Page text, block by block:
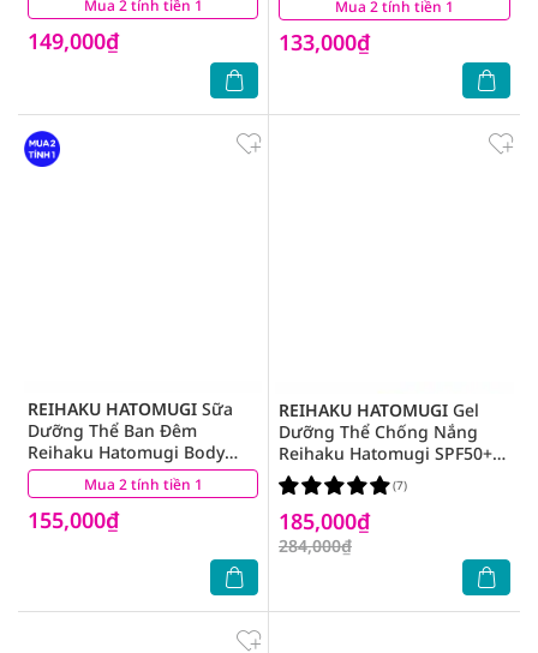
Mua 2 tính tiền 1
149,000₫
(2) Mua 2 tính tiền 1
133,000₫
(6)
Mua 2 tính tiền 1
REIHAKU HATOMUGI Sữa
Dưỡng Thể Ban Đêm
Reihaku Hatomugi Body
Lotion 250g
155,000₫
(1)
REIHAKU HATOMUGI Gel
Dưỡng Thể Chống Nắng
Reihaku Hatomugi SPF50+
PA++++ 250ml
185,000₫
284,000₫
(7)